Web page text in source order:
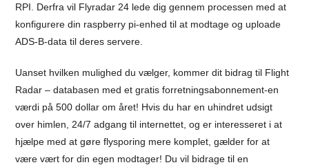
RPI. Derfra vil Flyradar 24 lede dig gennem processen med at
konfigurere din raspberry pi-enhed til at modtage og uploade
ADS-B-data til deres servere.
Uanset hvilken mulighed du vælger, kommer dit bidrag til Flight
Radar – databasen med et gratis forretningsabonnement-en
værdi på 500 dollar om året! Hvis du har en uhindret udsigt
over himlen, 24/7 adgang til internettet, og er interesseret i at
hjælpe med at gøre flysporing mere komplet, gælder for at
være vært for din egen modtager! Du vil bidrage til en